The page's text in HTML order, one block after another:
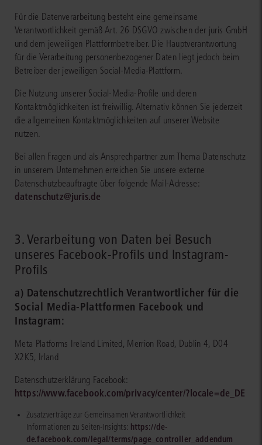
Für die Datenverarbeitung besteht eine gemeinsame
Verantwortlichkeit gemäß Art. 26 DSGVO zwischen der juris GmbH
und dem jeweiligen Plattformbetreiber. Die Hauptverantwortung
für die Verarbeitung personenbezogener Daten liegt jedoch beim
Betreiber der jeweiligen Social-Media-Plattform.
Die Nutzung unserer Social-Media-Profile und deren
Kontaktmöglichkeiten ist freiwillig. Alternativ können Sie jederzeit
die allgemeinen Kontaktmöglichkeiten auf unserer Website
nutzen.
Bei allen Fragen und als Ansprechpartner zum Thema Datenschutz
in unserem Unternehmen erreichen Sie unsere externe
Datenschutzbeauftragte über folgende Mail-Adresse:
datenschutz@juris.de
3. Verarbeitung von Daten bei Besuch
unseres Facebook-Profils und Instagram-
Profils
a) Datenschutzrechtlich Verantwortlicher für die
Social Media-Plattformen Facebook und
Instagram:
Meta Platforms Ireland Limited, Merrion Road, Dublin 4, D04
X2K5, Irland
Datenschutzerklärung Facebook:
https://www.facebook.com/privacy/center/?locale=de_DE
Zusatzverträge zur Gemeinsamen Verantwortlichkeit
Informationen zu Seiten-Insights: https://de-
de.facebook.com/legal/terms/page_controller_addendum